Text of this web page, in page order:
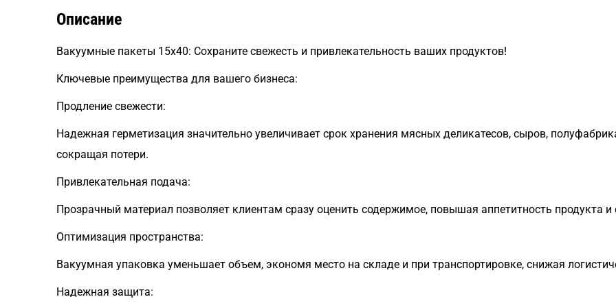
Описание
Вакуумные пакеты 15x40: Сохраните свежесть и привлекательность ваших продуктов!
Ключевые преимущества для вашего бизнеса:
Продление свежести:
Надежная герметизация значительно увеличивает срок хранения мясных деликатесов, сыров,
сокращая потери.
Привлекательная подача:
Прозрачный материал позволяет клиентам сразу оценить содержимое, повышая аппетитность продукта
Оптимизация пространства:
Вакуумная упаковка уменьшает объем, экономя место на складе и при транспортировке, снижая
Надежная защита: